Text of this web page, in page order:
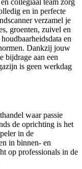
en in perfecte
verzamel je
groenten, zuivel en
en
Dankzij jouw
bijdrage aan een
is geen werkdag
waar passie
de oprichting is het
in de
in binnen- en
op professionals in de